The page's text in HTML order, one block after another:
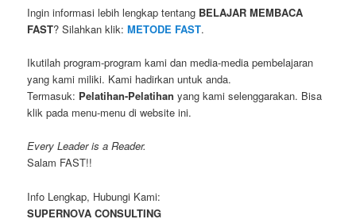
Ingin informasi lebih lengkap tentang BELAJAR MEMBACA
FAST? Silahkan klik:METODE FAST.
Ikutilah program-program kami dan media-media pembelajaran
yang kami miliki. Kami hadirkan untuk anda.
Termasuk: Pelatihan-Pelatihan yang kami selenggarakan. Bisa
klik pada menu-menu di website ini.
Every Leader is a Reader.
Salam FAST!!
Info Lengkap, Hubungi Kami:
SUPERNOVA CONSULTING